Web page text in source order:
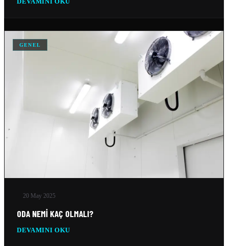
SILO SOĞUTMA SOĞUTMA SISTEMLERI
BUZ FABRIKASI SOĞUTMA SISTEMLERI
10 Şub 2026
GENEL
20 May 2025
ODA NEMI KAÇ OLMALI?
DEVAMINI OKU